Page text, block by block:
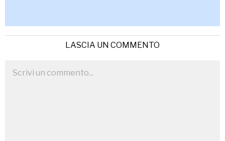
LASCIA UN COMMENTO